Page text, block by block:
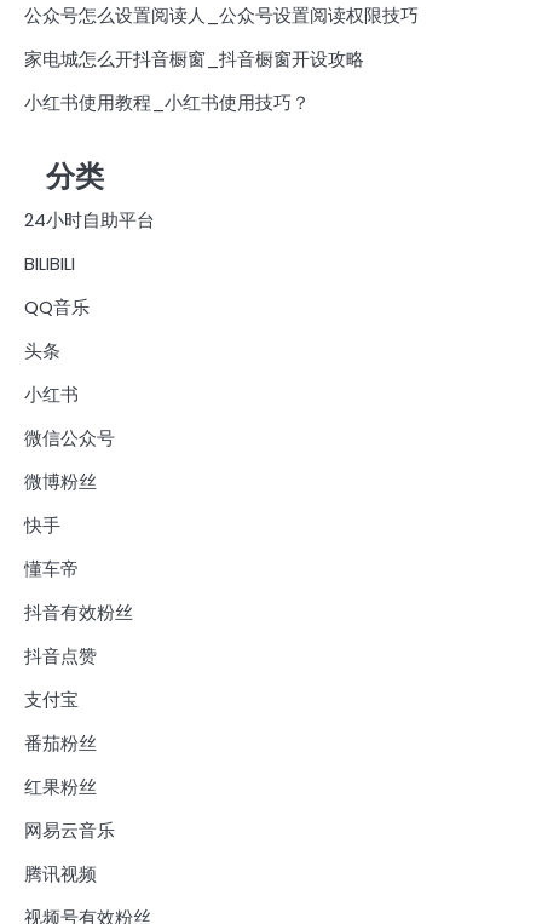
公众号怎么设置阅读人_公众号设置阅读权限技巧
家电城怎么开抖音橱窗_抖音橱窗开设攻略
小红书使用教程_小红书使用技巧？
分类
24小时自助平台
BILIBILI
QQ音乐
头条
小红书
微信公众号
微博粉丝
快手
懂车帝
抖音有效粉丝
抖音点赞
支付宝
番茄粉丝
红果粉丝
网易云音乐
腾讯视频
视频号有效粉丝